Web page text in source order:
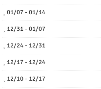
01/07 - 01/14
12/31 - 01/07
12/24 - 12/31
12/17 - 12/24
12/10 - 12/17